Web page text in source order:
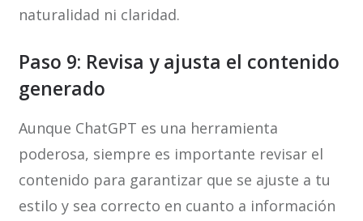
naturalidad ni claridad.
Paso 9: Revisa y ajusta el contenido
generado
Aunque ChatGPT es una herramienta
poderosa, siempre es importante revisar el
contenido para garantizar que se ajuste a tu
estilo y sea correcto en cuanto a información